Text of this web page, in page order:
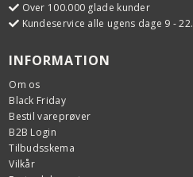
Over 100.000 glade kunder
Kundeservice alle ugens dage 9 - 22.
INFORMATION
Om os
Black Friday
Bestil vareprøver
B2B Login
Tilbudsskema
Vilkår